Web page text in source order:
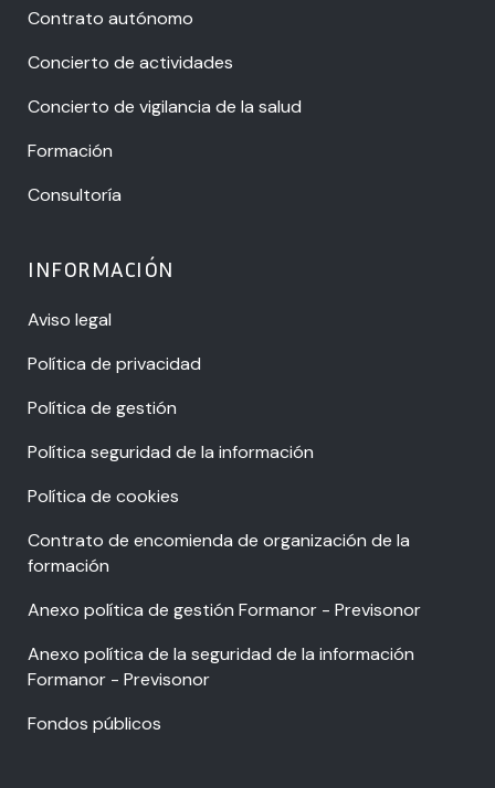
Contrato autónomo
Concierto de actividades
Concierto de vigilancia de la salud
Formación
Consultoría
INFORMACIÓN
Aviso legal
Política de privacidad
Política de gestión
Política seguridad de la información
Política de cookies
Contrato de encomienda de organización de la
formación
Anexo política de gestión Formanor - Previsonor
Anexo política de la seguridad de la información
Formanor - Previsonor
Fondos públicos